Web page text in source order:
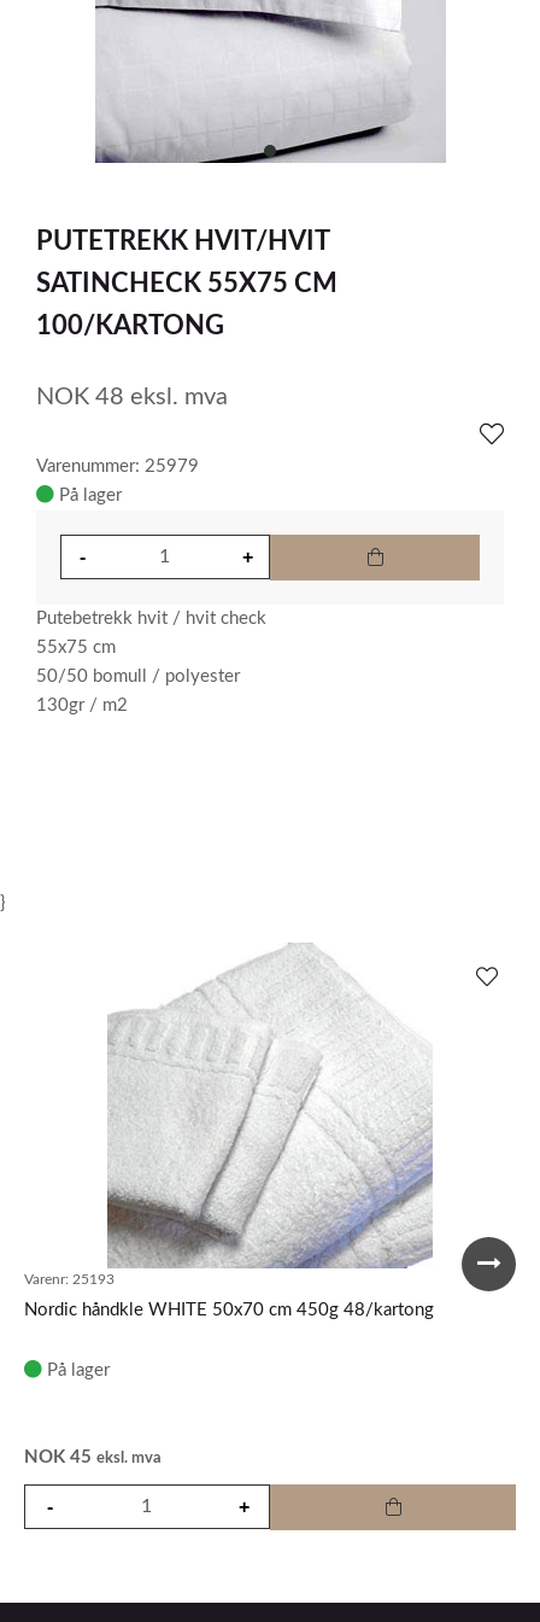
item
of
1
PUTETREKK HVIT/HVIT
SATINCHECK 55X75 CM
100/KARTONG
NOK 48 eksl. mva
Varenummer: 25979
På lager
Putebetrekk hvit / hvit check
55x75 cm
50/50 bomull / polyester
130gr / m2
}
Varenr: 25193
Nordic håndkle WHITE 50x70 cm 450g 48/kartong
På lager
NOK 45 eksl. mva